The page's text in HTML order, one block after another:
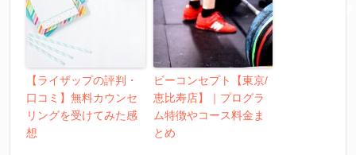
【ライザップの評判・
口コミ】無料カウンセ
リングを受けてみた感
想
ビーコンセプト【東京/
恵比寿店】｜プログラ
ム特徴やコース料金ま
とめ